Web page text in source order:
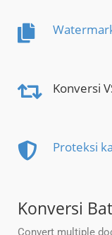
Konversi
Proteksi
Konversi
Convert multiple